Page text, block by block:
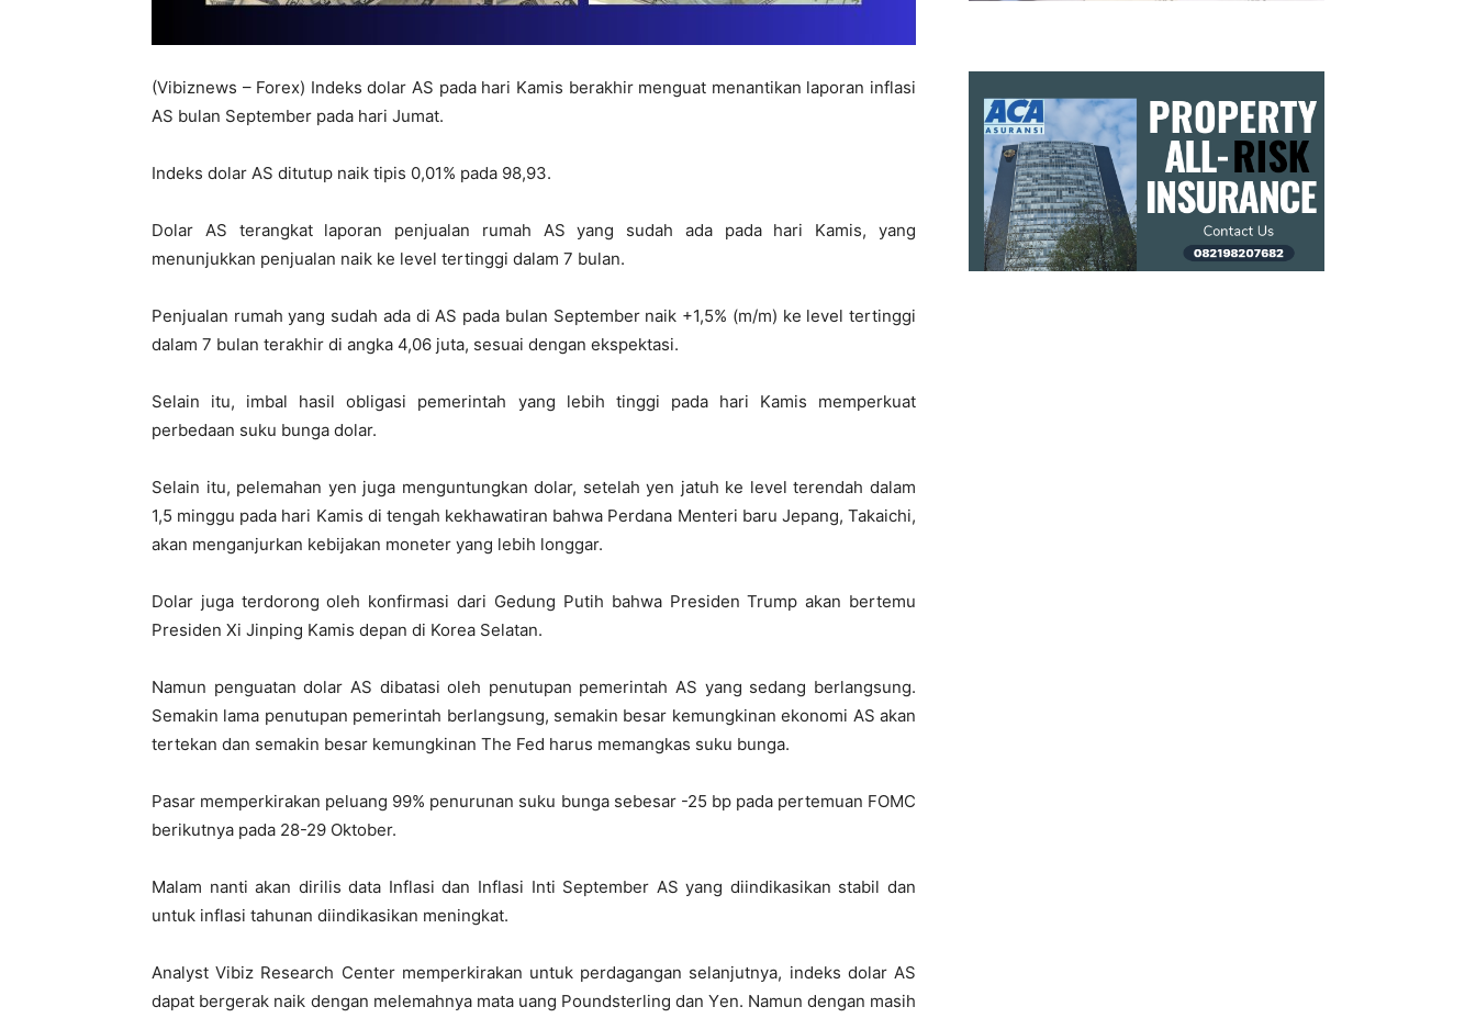
(Vibiznews – Forex) Indeks dolar AS pada hari Kamis berakhir menguat menantikan laporan inflasi
AS bulan September pada hari Jumat.
Indeks dolar AS ditutup naik tipis 0,01% pada 98,93.
Dolar AS terangkat laporan penjualan rumah AS yang sudah ada pada hari Kamis, yang
menunjukkan penjualan naik ke level tertinggi dalam 7 bulan.
Penjualan rumah yang sudah ada di AS pada bulan September naik +1,5% (m/m) ke level tertinggi
dalam 7 bulan terakhir di angka 4,06 juta, sesuai dengan ekspektasi.
Selain itu, imbal hasil obligasi pemerintah yang lebih tinggi pada hari Kamis memperkuat
perbedaan suku bunga dolar.
Selain itu, pelemahan yen juga menguntungkan dolar, setelah yen jatuh ke level terendah dalam
1,5 minggu pada hari Kamis di tengah kekhawatiran bahwa Perdana Menteri baru Jepang, Takaichi,
akan menganjurkan kebijakan moneter yang lebih longgar.
Dolar juga terdorong oleh konfirmasi dari Gedung Putih bahwa Presiden Trump akan bertemu
Presiden Xi Jinping Kamis depan di Korea Selatan.
Namun penguatan dolar AS dibatasi oleh penutupan pemerintah AS yang sedang berlangsung.
Semakin lama penutupan pemerintah berlangsung, semakin besar kemungkinan ekonomi AS akan
tertekan dan semakin besar kemungkinan The Fed harus memangkas suku bunga.
Pasar memperkirakan peluang 99% penurunan suku bunga sebesar -25 bp pada pertemuan FOMC
berikutnya pada 28-29 Oktober.
Malam nanti akan dirilis data Inflasi dan Inflasi Inti September AS yang diindikasikan stabil dan
untuk inflasi tahunan diindikasikan meningkat.
Analyst Vibiz Research Center memperkirakan untuk perdagangan selanjutnya, indeks dolar AS
dapat bergerak naik dengan melemahnya mata uang Poundsterling dan Yen. Namun dengan masih